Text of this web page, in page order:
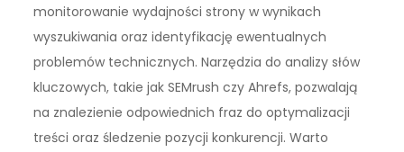
monitorowanie wydajności strony w wynikach
wyszukiwania oraz identyfikację ewentualnych
problemów technicznych. Narzędzia do analizy słów
kluczowych, takie jak SEMrush czy Ahrefs, pozwalają
na znalezienie odpowiednich fraz do optymalizacji
treści oraz śledzenie pozycji konkurencji. Warto